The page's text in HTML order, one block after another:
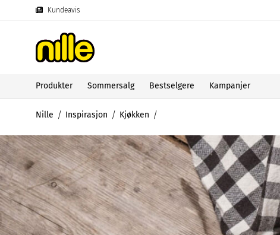
Kundeavis
Produkter Sommersalg Bestselgere Kampanjer
Nille Inspirasjon Kjøkken